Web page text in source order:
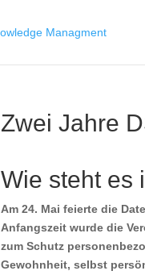
Zwei Jahre
Wie steht es
Am 24. Mai feierte die
Anfangszeit wurde die
zum Schutz
Gewohnheit, selbst